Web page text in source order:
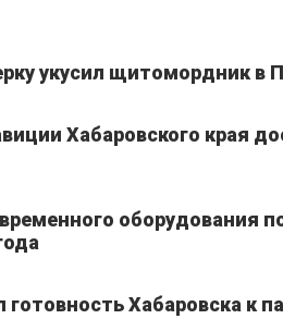
укусил щитомордник в
Хабаровского края
оборудования
готовность Хабаровска к